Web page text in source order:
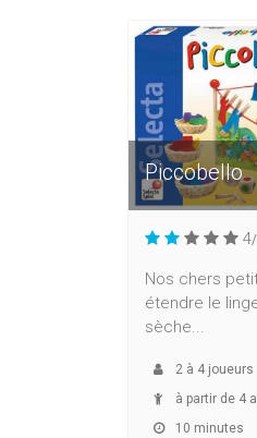
Piccobello
4
Nos chers
étendre le
sèche...
2 à 4 joueurs
à partir de 4
10 minutes